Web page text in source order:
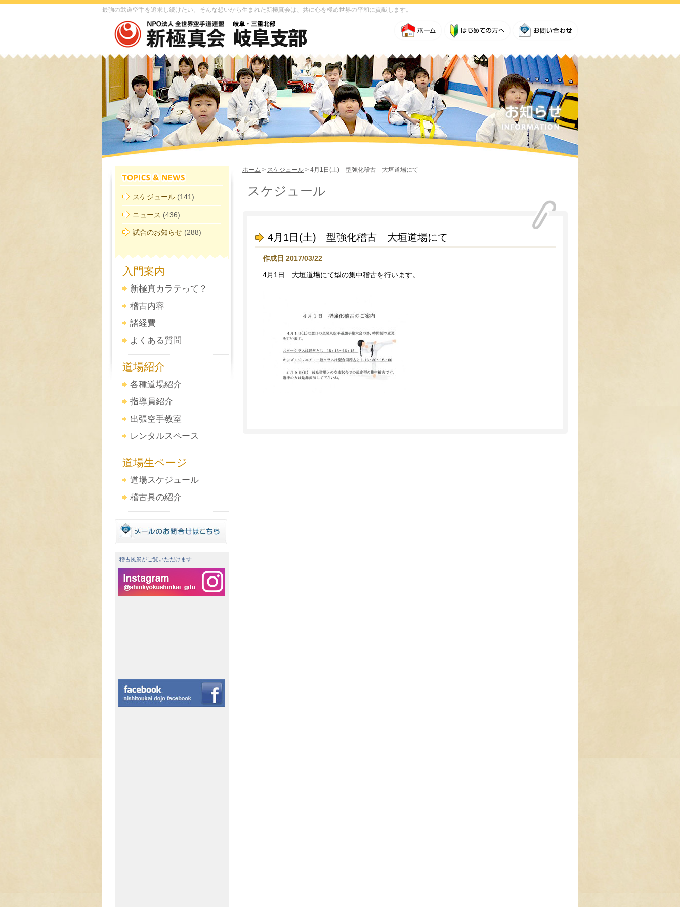
最強の武道空手を追求し続けたい。そんな想いから生まれた新極真会は、共に心を極め世界の平和に貢献します。
ホーム > スケジュール > 4月1日(土) 型強化稽古 大垣道場にて
スケジュール
4月1日(土) 型強化稽古 大垣道場にて
作成日 2017/03/22
4月1日 大垣道場にて型の集中稽古を行います。
スケジュール (141)
ニュース (436)
試合のお知らせ (288)
入門案内
新極真カラテって？
稽古内容
諸経費
よくある質問
道場紹介
各種道場紹介
指導員紹介
出張空手教室
レンタルスペース
道場生ページ
道場スケジュール
稽古具の紹介
稽古風景がご覧いただけます